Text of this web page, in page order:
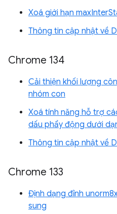
Xoá giới hạn
Thông tin cập nhật về
Chrome 134
Cải thiện khối lượng
nhóm con
Xoá tính năng hỗ trợ
dấu phẩy động dưới
Thông tin cập nhật về
Chrome 133
Định dạng đỉnh
sung